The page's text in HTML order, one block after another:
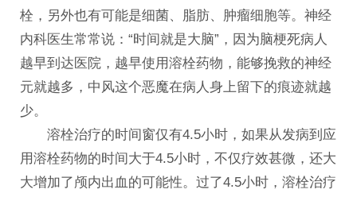
栓，另外也有可能是细菌、脂肪、肿瘤细胞等。神经
内科医生常常说：“时间就是大脑”，因为脑梗死病人
越早到达医院，越早使用溶栓药物，能够挽救的神经
元就越多，中风这个恶魔在病人身上留下的痕迹就越
少。
溶栓治疗的时间窗仅有4.5小时，如果从发病到应
用溶栓药物的时间大于4.5小时，不仅疗效甚微，还大
大增加了颅内出血的可能性。过了4.5小时，溶栓治疗